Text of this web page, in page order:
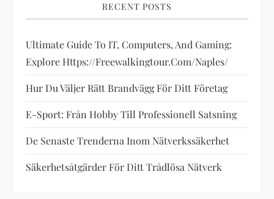
g
a
t
i
o
n
RECENT POSTS
Ultimate Guide To IT, Computers, And Gaming:
Explore Https://freewalkingtour.com/naples/
Hur Du Väljer Rätt Brandvägg För Ditt Företag
E-Sport: Från Hobby Till Professionell Satsning
De Senaste Trenderna Inom Nätverkssäkerhet
Säkerhetsåtgärder För Ditt Trådlösa Nätverk